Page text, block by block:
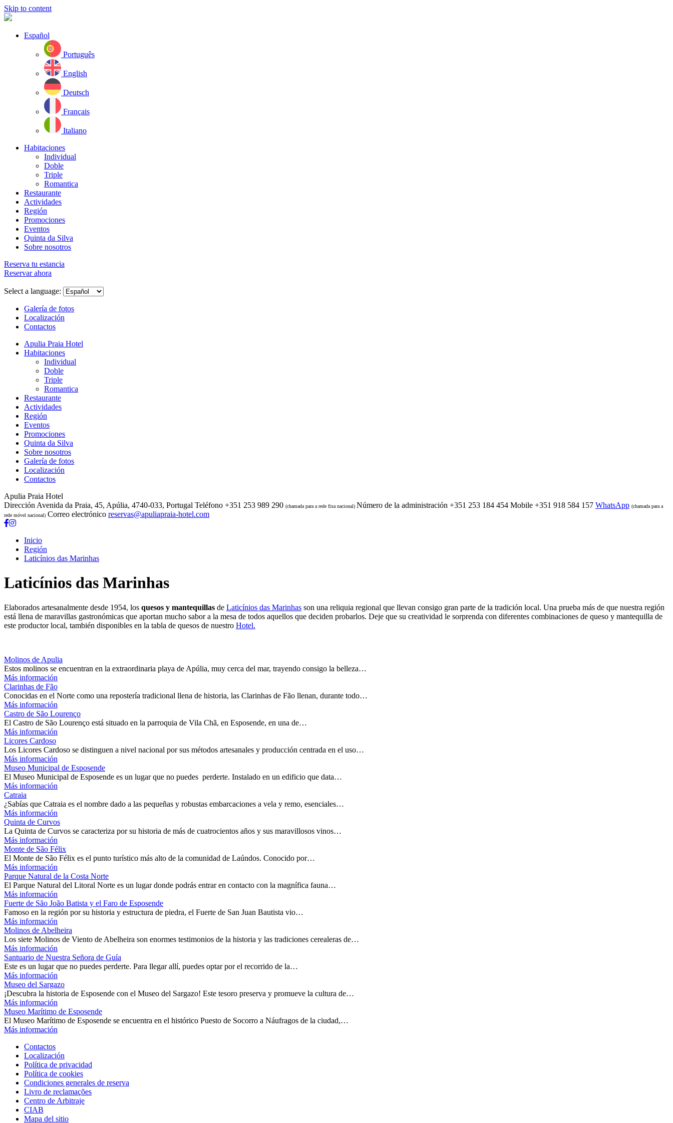
Skip to content
Español
Português
English
Deutsch
Français
Italiano
Habitaciones
Individual
Doble
Triple
Romantica
Restaurante
Actividades
Región
Promociones
Eventos
Quinta da Silva
Sobre nosotros
Reserva tu estancia
Reservar ahora
Select a language:
Galería de fotos
Localización
Contactos
Apulia Praia Hotel
Habitaciones
Individual
Doble
Triple
Romantica
Restaurante
Actividades
Región
Eventos
Promociones
Quinta da Silva
Sobre nosotros
Galería de fotos
Localización
Contactos
Apulia Praia Hotel
Dirección Avenida da Praia, 45, Apúlia, 4740-033, Portugal Teléfono +351 253 989 290 (chamada para a rede fixa nacional) Número de la administración +351 253 184 454 Mobile +351 918 584 157 WhatsApp (chamada para a
rede móvel nacional) Correo electrónico reservas@apuliapraia-hotel.com
Inicio
Región
Laticínios das Marinhas
Laticínios das Marinhas
Elaborados artesanalmente desde 1954, los quesos y mantequillas de Laticínios das Marinhas son una reliquia regional que llevan consigo gran parte de la tradición local. Una prueba más de que nuestra región
está llena de maravillas gastronómicas que aportan mucho sabor a la mesa de todos aquellos que deciden probarlos. Deje que su creatividad le sorprenda con diferentes combinaciones de queso y mantequilla de
este productor local, también disponibles en la tabla de quesos de nuestro Hotel.
Molinos de Apulia
Estos molinos se encuentran en la extraordinaria playa de Apúlia, muy cerca del mar, trayendo consigo la belleza…
Más información
Clarinhas de Fão
Conocidas en el Norte como una repostería tradicional llena de historia, las Clarinhas de Fão llenan, durante todo…
Más información
Castro de São Lourenço
El Castro de São Lourenço está situado en la parroquia de Vila Chã, en Esposende, en una de…
Más información
Licores Cardoso
Los Licores Cardoso se distinguen a nivel nacional por sus métodos artesanales y producción centrada en el uso…
Más información
Museo Municipal de Esposende
El Museo Municipal de Esposende es un lugar que no puedes perderte. Instalado en un edificio que data…
Más información
Catraia
¿Sabías que Catraia es el nombre dado a las pequeñas y robustas embarcaciones a vela y remo, esenciales…
Más información
Quinta de Curvos
La Quinta de Curvos se caracteriza por su historia de más de cuatrocientos años y sus maravillosos vinos…
Más información
Monte de São Félix
El Monte de São Félix es el punto turístico más alto de la comunidad de Laúndos. Conocido por…
Más información
Parque Natural de la Costa Norte
El Parque Natural del Litoral Norte es un lugar donde podrás entrar en contacto con la magnífica fauna…
Más información
Fuerte de São João Batista y el Faro de Esposende
Famoso en la región por su historia y estructura de piedra, el Fuerte de San Juan Bautista vio…
Más información
Molinos de Abelheira
Los siete Molinos de Viento de Abelheira son enormes testimonios de la historia y las tradiciones cerealeras de…
Más información
Santuario de Nuestra Señora de Guía
Este es un lugar que no puedes perderte. Para llegar allí, puedes optar por el recorrido de la…
Más información
Museo del Sargazo
¡Descubra la historia de Esposende con el Museo del Sargazo! Este tesoro preserva y promueve la cultura de…
Más información
Museo Marítimo de Esposende
El Museo Marítimo de Esposende se encuentra en el histórico Puesto de Socorro a Náufragos de la ciudad,…
Más información
Contactos
Localización
Política de privacidad
Política de cookies
Condiciones generales de reserva
Livro de reclamações
Centro de Arbitraje
CIAB
Mapa del sitio